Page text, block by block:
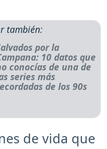
también:
por la
10 datos que
conocías de una de
series más
de los 90s
de vida que